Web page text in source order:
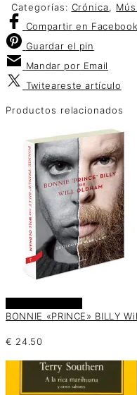
Categorías: Crónica,
Compartir en Facebook
Guardar el pin
Mandar por Email
Twiteareste artículo
Productos relacionados
BONNIE «PRINCE» BILLY
€ 24.50